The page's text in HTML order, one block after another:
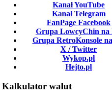
Kanał YouTube
Kanał Telegram
FanPage Facebook
Grupa LowcyChin na
Grupa RetroKonsole
X / Twitter
Wykop.pl
Hejto.pl
Kalkulator walut